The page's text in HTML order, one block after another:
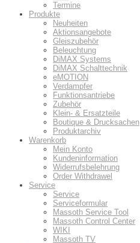
Termine
Produkte
Neuheiten
Aktionsangebote
Gleiszubehör
Beleuchtung
DiMAX Systems
DiMAX Schalttechnik
eMOTION
Verdampfer
Funktionsantriebe
Zubehör
Klein- & Ersatzteile
Boutique & Drucksachen
Produktarchiv
Warenkorb
Mein Konto
Kundeninformation
Widerrufsbelehrung
Order Withdrawel
Service
Service
Serviceformular
Massoth Service Tool
Massoth Control Center
WIKI
Massoth TV